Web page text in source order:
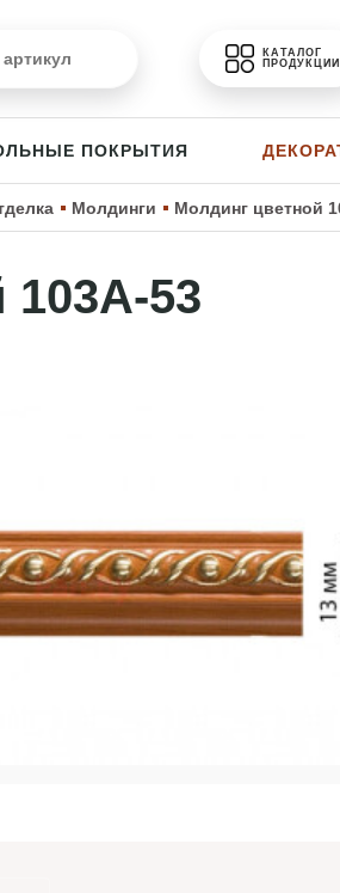
КАТАЛОГ
ПРОДУКЦИИ
ПОКРЫТИЯ
Молдинги Молдинг цветной
53